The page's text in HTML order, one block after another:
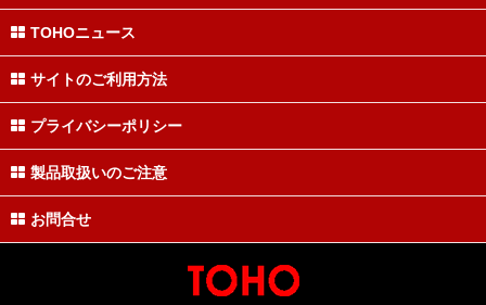
TOHOニュース
サイトのご利用方法
プライバシーポリシー
製品取扱いのご注意
お問合せ